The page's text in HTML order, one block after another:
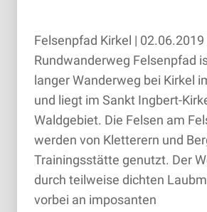
Felsenpfad Kirkel | 02.06.2019
Rundwanderweg Felsenpfad
langer Wanderweg bei Kirkel
und liegt im Sankt Ingbert-
Waldgebiet. Die Felsen am
werden von Kletterern und
Trainingsstätte genutzt. Der
durch teilweise dichten
vorbei an imposanten